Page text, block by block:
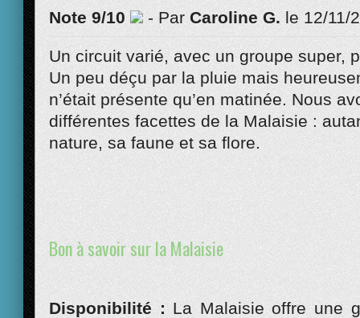
Note 9/10 - Par Caroline G. le 12/11/
Un circuit varié, avec un groupe super,
Un peu déçu par la pluie mais
n’était présente qu’en matinée. Nous
différentes facettes de la Malaisie :
nature, sa faune et sa flore.
Bon à savoir sur la Malaisie
Disponibilité : La Malaisie offre une